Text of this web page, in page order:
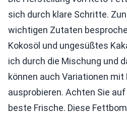
sich durch klare Schritte.
wichtigen Zutaten
Kokosöl und ungesüßtes
ich durch die Mischung und
können auch Variationen
ausprobieren. Achten Sie
beste Frische. Diese